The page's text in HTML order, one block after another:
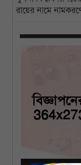
রায়ের নামে